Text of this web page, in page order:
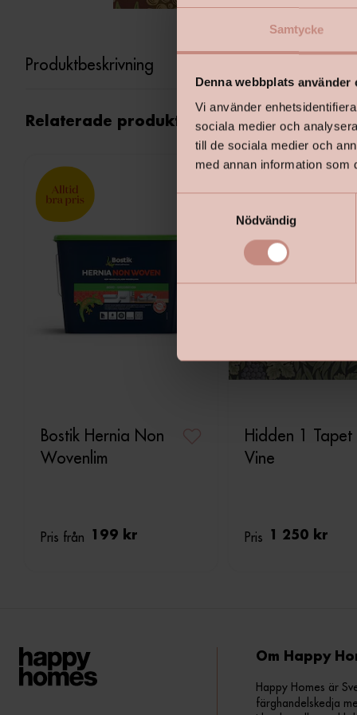
Samtycke
Denna webbplats använder
Vi använder
sociala medier och
till de sociala medier och
med annan information som
m
e
s
Nödvändig
Produktbeskrivning
Relaterade produkter
Bostik Hernia Non
Wovenlim
Pris från 199 kr
Hidden 1 Tapet
Vine
Pris 1 250 kr
Om Happy
Happy Homes är
färghandelskedja